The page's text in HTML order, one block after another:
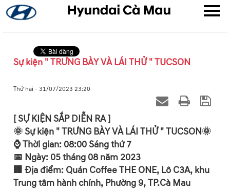
Sự kiện " TRƯNG BÀY VÀ LÁI THỬ " TUCSON
Thứ hai - 31/07/2023 23:20
[ SỰ KIỆN SẮP DIỄN RA ]
🌞 Sự kiện " TRƯNG BÀY VÀ LÁI THỬ " TUCSON🌞
⌚ Thời gian: 08:00 Sáng thứ 7
📅 Ngày: 05 tháng 08 năm 2023
🏢 Địa điểm: Quán Coffee THE ONE, Lô C3A, khu
Trung tâm hành chính, Phường 9, TP.Cà Mau